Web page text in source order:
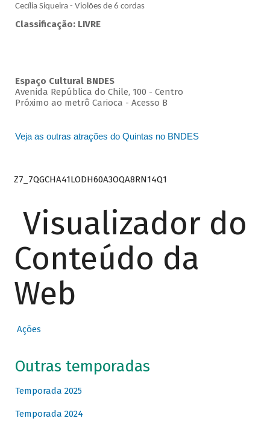
Cecília Siqueira - Violões de 6 cordas
Classificação: LIVRE
Espaço Cultural BNDES
Avenida República do Chile, 100 - Centro
Próximo ao metrô Carioca - Acesso B
Veja as outras atrações do Quintas no BNDES
Z7_7QGCHA41LODH60A3OQA8RN14Q1
Visualizador do
Conteúdo da
Web
Ações
Outras temporadas
Temporada 2025
Temporada 2024